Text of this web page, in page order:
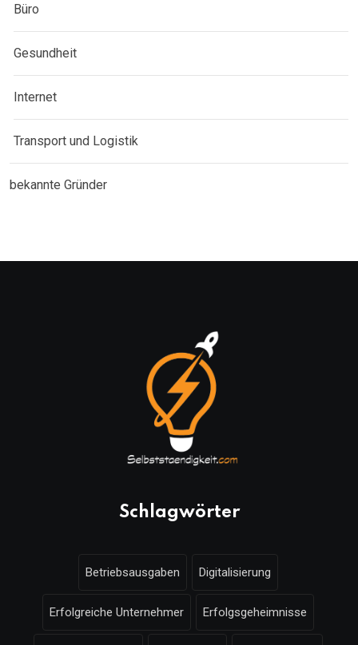
Büro
Gesundheit
Internet
Transport und Logistik
bekannte Gründer
Schlagwörter
Betriebsausgaben Digitalisierung
Erfolgreiche Unternehmer Erfolgsgeheimnisse